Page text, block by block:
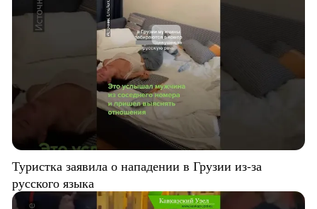
Туристка заявила о нападении в Грузии из-за
русского языка